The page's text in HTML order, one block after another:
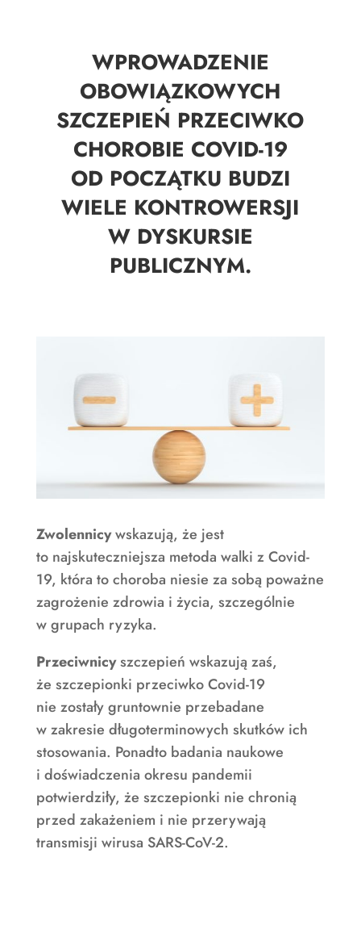
WPROWADZENIE
OBOWIĄZKOWYCH
SZCZEPIEŃ PRZECIWKO
CHOROBIE COVID-19
OD POCZĄTKU BUDZI
WIELE KONTROWERSJI
W DYSKURSIE
PUBLICZNYM.
Zwolennicywskazują, że jest
to najskuteczniejsza metoda walki z Covid-
19, która to choroba niesie za sobą poważne
zagrożenie zdrowia i życia, szczególnie
w grupach ryzyka.
Przeciwnicyszczepień wskazują zaś,
że szczepionki przeciwko Covid-19
nie zostały gruntownie przebadane
w zakresie długoterminowych skutków ich
stosowania. Ponadto badania naukowe
i doświadczenia okresu pandemii
potwierdziły, że szczepionki nie chronią
przed zakażeniem i nie przerywają
transmisji wirusa SARS-CoV-2.